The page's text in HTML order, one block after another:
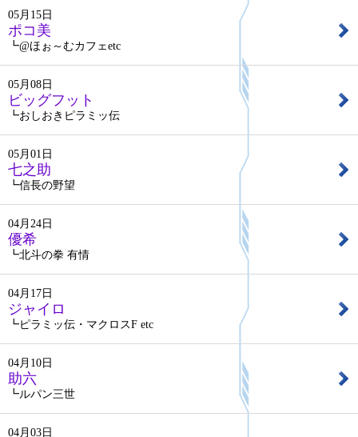
05月15日
ポコ美
┗@ほぉ～むカフェetc
05月08日
ビッグフット
┗おしおきピラミッ伝
05月01日
七之助
┗信長の野望
04月24日
優希
┗北斗の拳 有情
04月17日
ジャイロ
┗ピラミッ伝・マクロスF etc
04月10日
助六
┗ルパン三世
04月03日